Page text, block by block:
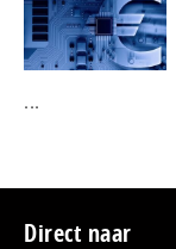
...
Footer
Direct naar